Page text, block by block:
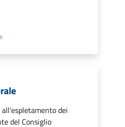
dei
del Consiglio